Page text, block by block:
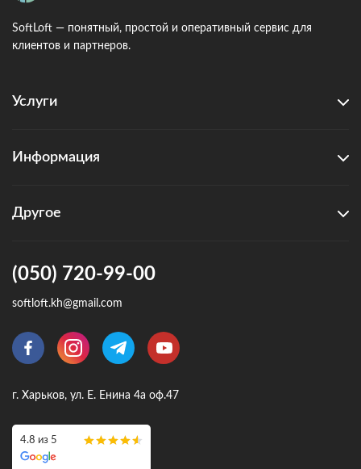
SoftLoft — понятный, простой и оперативный сервис для
клиентов и партнеров.
Услуги
Информация
Другое
(050) 720-99-00
softloft.kh@gmail.com
г. Харьков, ул. Е. Енина 4а оф.47
4.8 из 5